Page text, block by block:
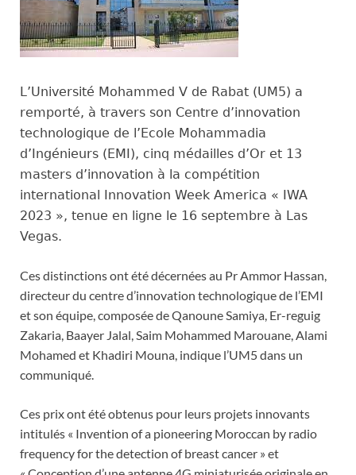
L’Université Mohammed V de Rabat (UM5) a
remporté, à travers son Centre d’innovation
technologique de l’Ecole Mohammadia
d’Ingénieurs (EMI), cinq médailles d’Or et 13
masters d’innovation à la compétition
international Innovation Week America « IWA
2023 », tenue en ligne le 16 septembre à Las
Vegas.
Ces distinctions ont été décernées au Pr Ammor Hassan,
directeur du centre d’innovation technologique de l’EMI
et son équipe, composée de Qanoune Samiya, Er-reguig
Zakaria, Baayer Jalal, Saim Mohammed Marouane, Alami
Mohamed et Khadiri Mouna, indique l’UM5 dans un
communiqué.
Ces prix ont été obtenus pour leurs projets innovants
intitulés « Invention of a pioneering Moroccan by radio
frequency for the detection of breast cancer » et